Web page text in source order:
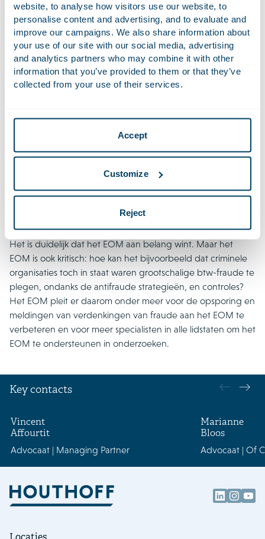
website, to analyse how visitors use our website, to
personalise content and advertising, and to evaluate and
improve our campaigns. We also share information about
your use of our site with our social media, advertising
and analytics partners who may combine it with other
information that you’ve provided to them or that they’ve
collected from your use of their services.
Accept
Customize
Reject
Per december 2024 lopen er 2.666 onderzoeken, dat is een
stijging van 10% ten opzichte van het voorgaande jaar. Die
onderzoeken vertegenwoordigen een geschatte waarde
van €24,8 miljard aan schade voor de EU-portemonnee,
waarvan naar schatting het grootste deel (53%) wordt
veroorzaakt door btw-fraude. De EOM-onderzoeken richten
zich verder op fraude met EU-subsidies in sectoren als
sport), gezondheidszorg, maar ook aanbestedingsfraude,
corruptie en witwassen. Opvallend in het Jaarverslag is de
behoorlijke stijging in het aantal aangiften: dat waren er
zijn voor het grootste deel afkomstig van private partijen.
Interessant verder zijn de cijfers per lidstaat: het aantal
gaat en de geschatte schade als gevolg daarvan.
Het is duidelijk dat het EOM aan belang wint. Maar het
EOM is ook kritisch: hoe kan het bijvoorbeeld dat criminele
organisaties toch in staat waren grootschalige btw-fraude te
plegen, ondanks de antifraude strategieën, en controles?
Het EOM pleit er daarom onder meer voor de opsporing en
meldingen van verdenkingen van fraude aan het EOM te
verbeteren en voor meer specialisten in alle lidstaten om het
EOM te ondersteunen in onderzoeken.
Key contacts
Vincent
Affourtit
Advocaat | Managing Partner
Marianne
Bloos
Advocaat | Of